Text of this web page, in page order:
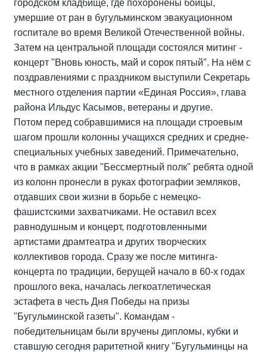
городском кладбище, где похоронены бойцы,
умершие от ран в бугульминском эвакуационном
госпитале во время Великой Отечественной войны.
Затем на центральной площади состоялся митинг -
концерт "Вновь юность, май и сорок пятый". На нём с
поздравлениями с праздником выступили Секретарь
местного отделения партии «Единая Россия», глава
района Ильдус Касымов, ветераны и другие.
Потом перед собравшимися на площади строевым
шагом прошли колонны учащихся средних и средне-
специальных учебных заведений. Примечательно,
что в рамках акции "Бессмертный полк" ребята одной
из колонн пронесли в руках фотографии земляков,
отдавших свои жизни в борьбе с немецко-
фашистскими захватчиками. Не оставил всех
равнодушным и концерт, подготовленными
артистами драмтеатра и других творческих
коллективов города. Сразу же после митинга-
концерта по традиции, берущей начало в 60-х годах
прошлого века, началась легкоатлетическая
эстафета в честь Дня Победы на призы
"Бугульминской газеты". Командам -
победительницам были вручены дипломы, кубки и
ставшую сегодня раритетной книгу "Бугульминцы на